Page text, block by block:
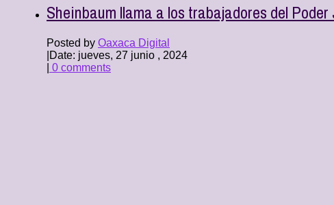
Sheinbaum llama a los trabajadores del
Posted by Oaxaca Digital
Date: jueves, 27 junio , 2024
0 comments